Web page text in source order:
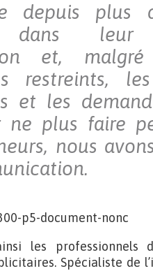
depuis
dans
et,
restreints,
et les
ne plus faire
nous
les professionnels
Spécialiste de